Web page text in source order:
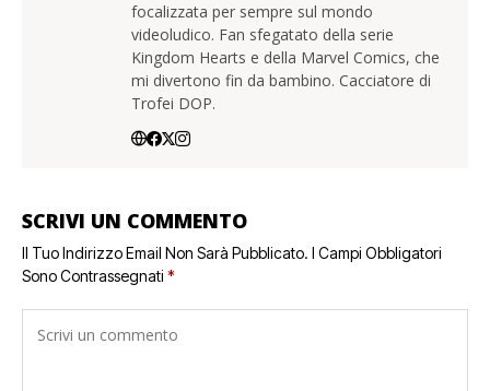
focalizzata per sempre sul mondo
videoludico. Fan sfegatato della serie
Kingdom Hearts e della Marvel Comics, che
mi divertono fin da bambino. Cacciatore di
Trofei DOP.
SCRIVI UN COMMENTO
Il Tuo Indirizzo Email Non Sarà Pubblicato. I Campi Obbligatori
Sono Contrassegnati *